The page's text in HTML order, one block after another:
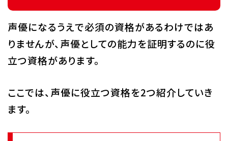
声優になるうえで必須の資格があるわけではあ
りませんが、声優としての能力を証明するのに役
立つ資格があります。
ここでは、声優に役立つ資格を2つ紹介していき
ます。